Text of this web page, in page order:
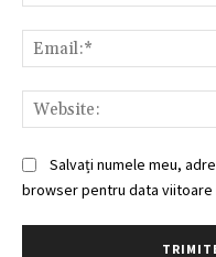
Salvați numele meu,
browser pentru data viitoare